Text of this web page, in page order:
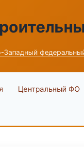
Западный
Центральный ФО